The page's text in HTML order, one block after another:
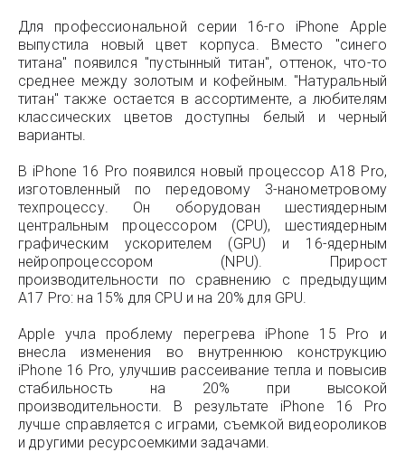
Для профессиональной серии 16-го iPhone Apple
выпустила новый цвет корпуса. Вместо "синего
титана" появился "пустынный титан", оттенок, что-то
среднее между золотым и кофейным. "Натуральный
титан" также остается в ассортименте, а любителям
классических цветов доступны белый и черный
варианты.
В iPhone 16 Pro появился новый процессор A18 Pro,
изготовленный по передовому 3-нанометровому
техпроцессу. Он оборудован шестиядерным
центральным процессором (CPU), шестиядерным
графическим ускорителем (GPU) и 16-ядерным
нейропроцессором (NPU). Прирост
производительности по сравнению с предыдущим
A17 Pro: на 15% для CPU и на 20% для GPU.
Apple учла проблему перегрева iPhone 15 Pro и
внесла изменения во внутреннюю конструкцию
iPhone 16 Pro, улучшив рассеивание тепла и повысив
стабильность на 20% при высокой
производительности. В результате iPhone 16 Pro
лучше справляется с играми, съемкой видеороликов
и другими ресурсоемкими задачами.